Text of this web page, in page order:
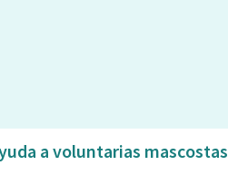
a voluntarias mascostas